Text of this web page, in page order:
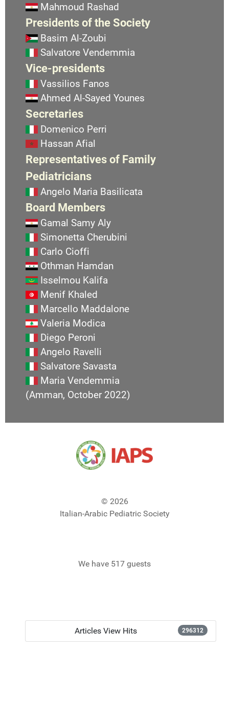
Mahmoud Rashad
Presidents of the Society
Basim Al-Zoubi
Salvatore Vendemmia
Vice-presidents
Vassilios Fanos
Ahmed Al-Sayed Younes
Secretaries
Domenico Perri
Hassan Afial
Representatives of Family
Pediatricians
Angelo Maria Basilicata
Board Members
Gamal Samy Aly
Simonetta Cherubini
Carlo Cioffi
Othman Hamdan
Isselmou Kalifa
Menif Khaled
Marcello Maddalone
Valeria Modica
Diego Peroni
Angelo Ravelli
Salvatore Savasta
Maria Vendemmia
(Amman, October 2022)
© 2026
Italian-Arabic Pediatric Society
We have 517 guests
Articles View Hits 296312